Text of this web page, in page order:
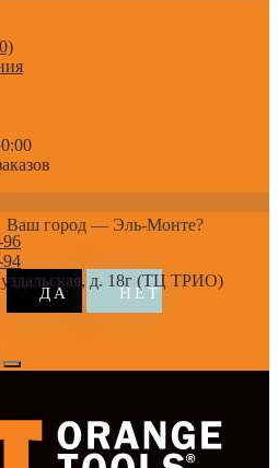
Ваш город — Эль-Монте?
96
94
д. 18г (ТЦ ТРИО)